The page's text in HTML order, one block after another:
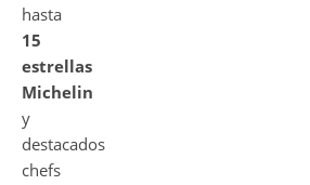
hasta
15
estrellas
Michelin
y
destacados
chefs